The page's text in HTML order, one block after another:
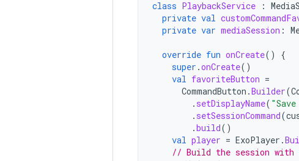
class PlaybackService :
private val
private var mediaSession :
override fun onCreate()
{
super .onCreate()
val favoriteButton =
CommandButton .Builder(
. setDisplayName(
. setSessionCommand(
.build()
val player = ExoPlayer .
// Build the session with